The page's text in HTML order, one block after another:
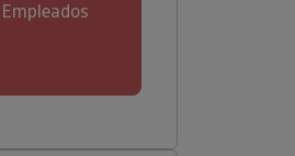
Empleados